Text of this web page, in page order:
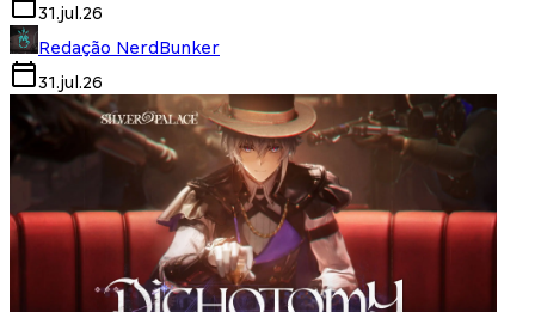
31.jul.26
Redação NerdBunker
31.jul.26